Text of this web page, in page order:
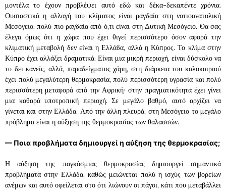
μοντέλα το έχουν προβλέψει αυτό εδώ και δέκα-δεκαπέντε χρόνια.
Ουσιαστικά η αλλαγή του κλίματος είναι ραγδαία στη νοτιοανατολική
Μεσόγειο, πολύ πιο ραγδαία από ό,τι είναι στη Δυτική Μεσόγειο. Θα σας
έλεγα όμως ότι η χώρα που έχει θιγεί περισσότερο όσον αφορά την
κλιματική μεταβολή δεν είναι η Ελλάδα, αλλά η Κύπρος. Το κλίμα στην
Κύπρο έχει αλλάξει δραματικά. Είναι μια μικρή περιοχή, είναι δύσκολο να
το δει κανείς, αλλά, παραδείγματος χάρη, στη διάρκεια του καλοκαιριού
έχει πολύ μεγαλύτερη θερμοκρασία, πολύ περισσότερη υγρασία και πολύ
περισσότερη μεταφορά από την Αφρική∙ στην πραγματικότητα έχει γίνει
μια καθαρά υποτροπική περιοχή. Σε μεγάλο βαθμό, αυτό αρχίζει να
γίνεται και στην Ελλάδα. Από την άλλη πλευρά, στη Μεσόγειο το μεγάλο
πρόβλημα είναι η αύξηση της θερμοκρασίας των θαλασσών.
— Ποια προβλήματα δημιουργεί η αύξηση της θερμοκρασίας;
Η αύξηση της παγκόσμιας θερμοκρασίας δημιουργεί σημαντικά
προβλήματα στην Ελλάδα, καθώς μειώνεται πολύ η ισχύς των βορείων
ανέμων και αυτό οφείλεται στο ότι λιώνουν οι πάγοι, κάτι που μεταβάλλει